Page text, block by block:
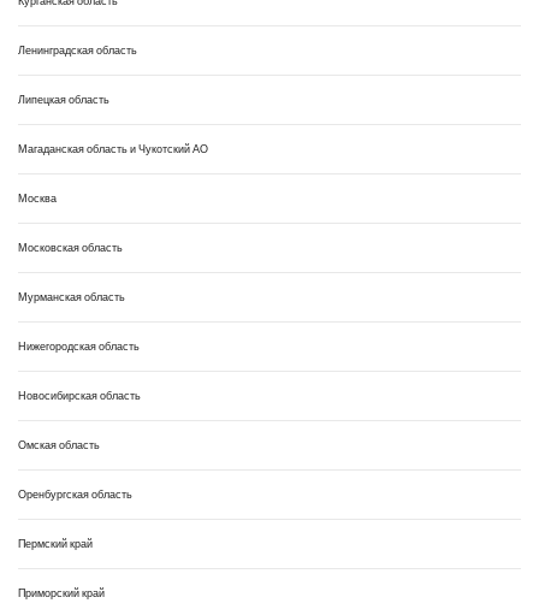
Ленинградская область
Липецкая область
Магаданская область и Чукотский АО
Москва
Московская область
Мурманская область
Нижегородская область
Новосибирская область
Омская область
Оренбургская область
Пермский край
Приморский край